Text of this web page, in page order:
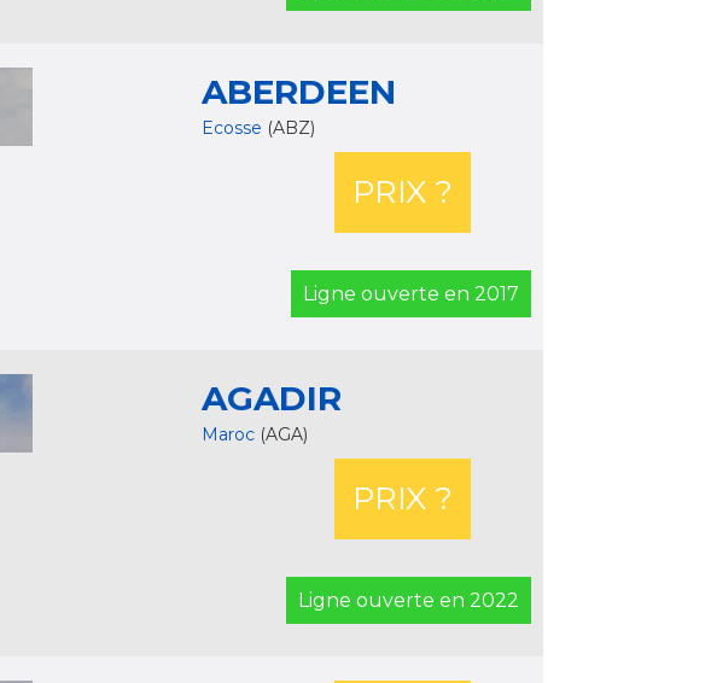
ABERDEEN
Ecosse (ABZ)
PRIX ?
Ligne ouverte en 2017
AGADIR
Maroc (AGA)
PRIX ?
Ligne ouverte en 2022